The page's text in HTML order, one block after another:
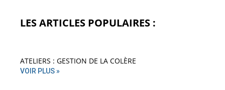
LES ARTICLES POPULAIRES :
ATELIERS : GESTION DE LA COLÈRE
VOIR PLUS »